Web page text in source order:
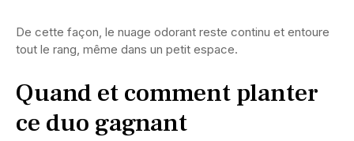
De cette façon, le nuage odorant reste continu et entoure
tout le rang, même dans un petit espace.
Quand et comment planter
ce duo gagnant